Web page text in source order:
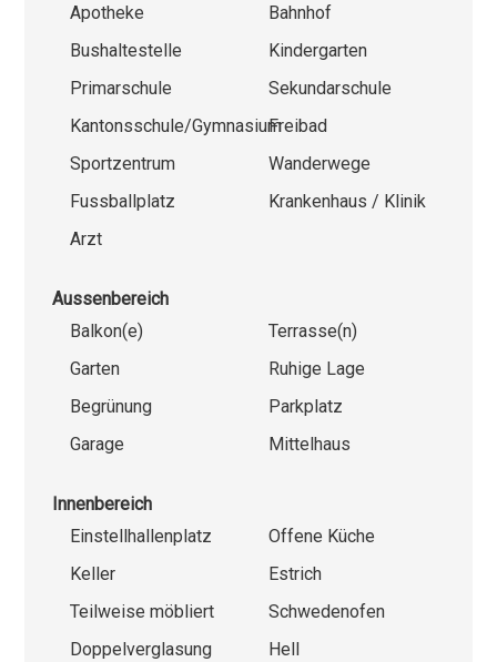
Apotheke
Bahnhof
Bushaltestelle
Kindergarten
Primarschule
Sekundarschule
Kantonsschule/GymnasiumFreibad
Sportzentrum
Wanderwege
Fussballplatz
Krankenhaus / Klinik
Arzt
Aussenbereich
Balkon(e)
Terrasse(n)
Garten
Ruhige Lage
Begrünung
Parkplatz
Garage
Mittelhaus
Innenbereich
Einstellhallenplatz
Offene Küche
Keller
Estrich
Teilweise möbliert
Schwedenofen
Doppelverglasung
Hell